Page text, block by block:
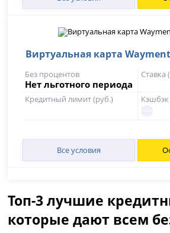
Виртуальная карта
Без процентов
Нет льготного периода
Ставка
Кредитный лимит (руб.) Кэшбэк
Все условия
Топ-3 лучшие
которые дают всем